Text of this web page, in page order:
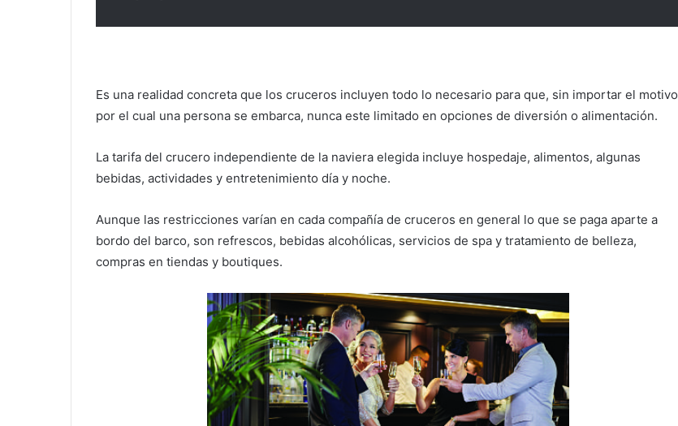
Es una realidad concreta que los cruceros incluyen todo lo necesario para que, sin importar el motivo
por el cual una persona se embarca, nunca este limitado en opciones de diversión o alimentación.
La tarifa del crucero independiente de la naviera elegida incluye hospedaje, alimentos, algunas
bebidas, actividades y entretenimiento día y noche.
Aunque las restricciones varían en cada compañía de cruceros en general lo que se paga aparte a
bordo del barco, son refrescos, bebidas alcohólicas, servicios de spa y tratamiento de belleza,
compras en tiendas y boutiques.